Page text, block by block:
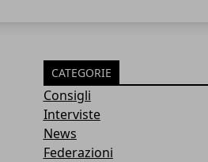
CATEGORIE
Consigli
Interviste
News
Federazioni